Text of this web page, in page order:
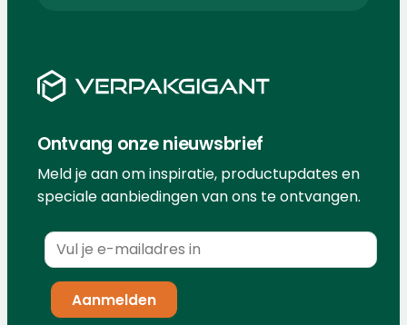
Ontvang onze nieuwsbrief
Meld je aan om inspiratie, productupdates en
speciale aanbiedingen van ons te ontvangen.